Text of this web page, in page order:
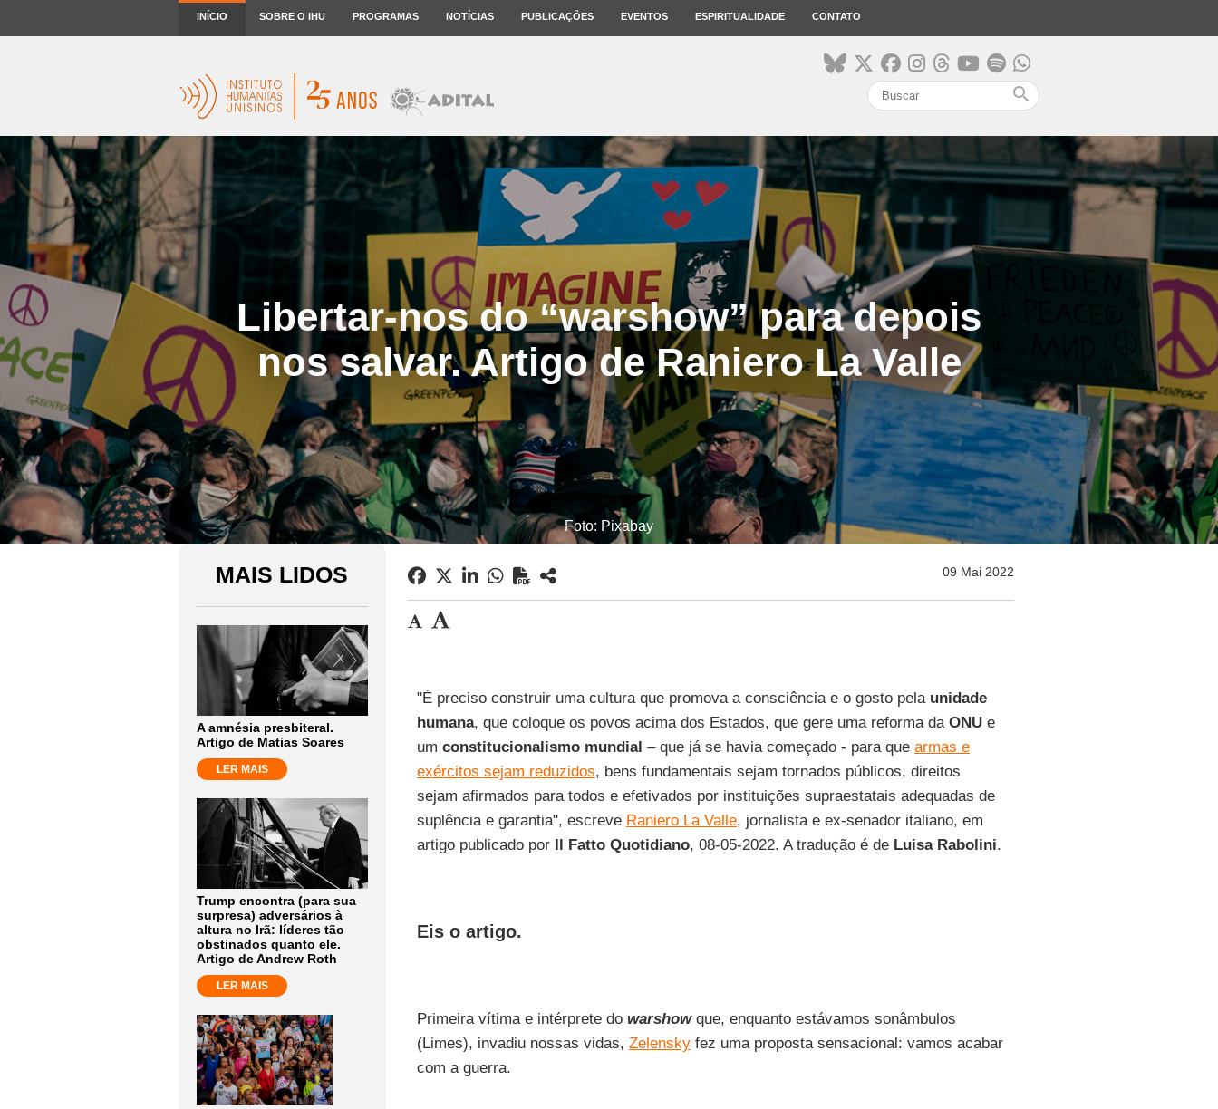
INÍCIO SOBRE O IHU PROGRAMAS NOTÍCIAS PUBLICAÇÕES EVENTOS ESPIRITUALIDADE CONTATO
search
Libertar-nos do “warshow” para depois
nos salvar. Artigo de Raniero La Valle
Foto: Pixabay
MAIS LIDOS
A amnésia presbiteral.
Artigo de Matias Soares
LER MAIS
Trump encontra (para sua
surpresa) adversários à
altura no Irã: líderes tão
obstinados quanto ele.
Artigo de Andrew Roth
LER MAIS
09 Mai 2022
"É preciso construir uma cultura que promova a consciência e o gosto pela unidade
humana, que coloque os povos acima dos Estados, que gere uma reforma da ONUe
um constitucionalismo mundial – que já se havia começado - para que armas e
exércitos sejam reduzidos, bens fundamentais sejam tornados públicos, direitos
sejam afirmados para todos e efetivados por instituições supraestatais adequadas de
suplência e garantia", escreve Raniero La Valle, jornalista e ex-senador italiano, em
artigo publicado por Il Fatto Quotidiano, 08-05-2022. A tradução é de Luisa Rabolini.
Eis o artigo.
Primeira vítima e intérprete do warshowque, enquanto estávamos sonâmbulos
(Limes), invadiu nossas vidas, Zelenskyfez uma proposta sensacional: vamos acabar
com a guerra.